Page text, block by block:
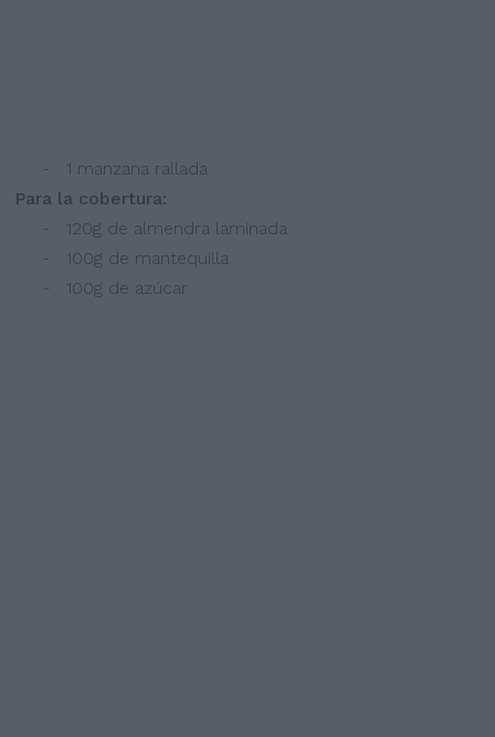
- 1 manzana rallada
Para la cobertura:
- 120g de almendra laminada
- 100g de mantequilla
- 100g de azúcar